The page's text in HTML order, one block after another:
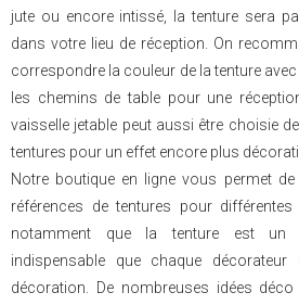
jute ou encore intissé, la tenture sera
dans votre lieu de réception. On
correspondre la couleur de la tenture
les chemins de table pour une
vaisselle jetable peut aussi être choisie
tentures pour un effet encore plus
Notre boutique en ligne vous permet
références de tentures pour
notamment que la tenture est un
indispensable que chaque
décoration. De nombreuses idées